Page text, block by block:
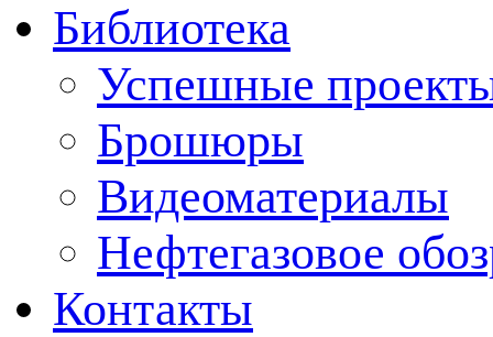
Библиотека
Успешные
Брошюры
Видеоматериалы
Нефтегазовое
Контакты